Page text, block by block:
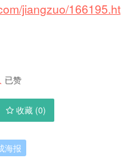
jiangzuo/166195.ht
已赞
收藏 (0)
海报